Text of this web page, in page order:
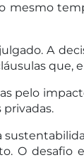
mesmo
A
pelo
O